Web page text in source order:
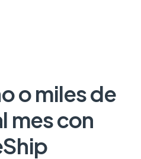
o miles de
mes con